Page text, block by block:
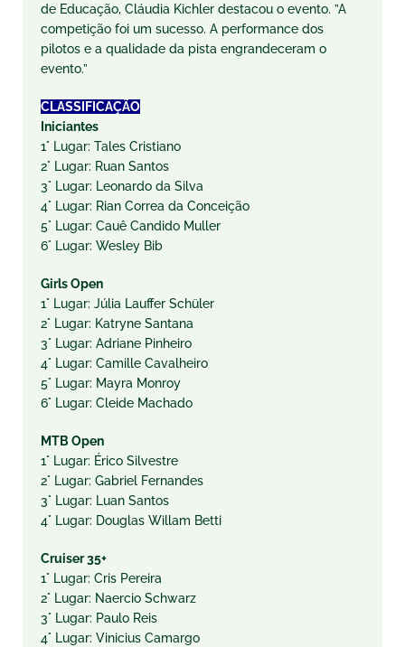
de Educação, Cláudia Kichler destacou o evento. ”A
competição foi um sucesso. A performance dos
pilotos e a qualidade da pista engrandeceram o
evento.”
CLASSIFICAÇÃO
Iniciantes
1° Lugar: Tales Cristiano
2° Lugar: Ruan Santos
3° Lugar: Leonardo da Silva
4° Lugar: Rian Correa da Conceição
5° Lugar: Cauê Candido Muller
6° Lugar: Wesley Bib
Girls Open
1° Lugar: Júlia Lauffer Schüler
2° Lugar: Katryne Santana
3° Lugar: Adriane Pinheiro
4° Lugar: Camille Cavalheiro
5° Lugar: Mayra Monroy
6° Lugar: Cleide Machado
MTB Open
1° Lugar: Érico Silvestre
2° Lugar: Gabriel Fernandes
3° Lugar: Luan Santos
4° Lugar: Douglas Willam Betti
Cruiser 35+
1° Lugar: Cris Pereira
2° Lugar: Naercio Schwarz
3° Lugar: Paulo Reis
4° Lugar: Vinicius Camargo